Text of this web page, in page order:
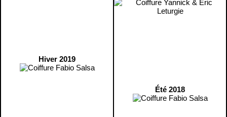
Hiver 2019
Été 2018